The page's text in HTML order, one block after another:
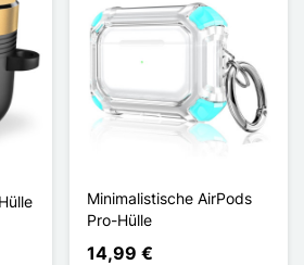
Minimalistische AirPods
Pro-Hülle
14,99 €